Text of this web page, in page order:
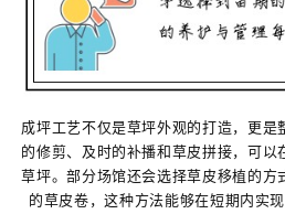
成坪工艺不仅是草坪外观的打造，更是
的修剪、及时的补播和草皮拼接，可以
草坪。部分场馆还会选择草皮移植的方
的草皮卷，这种方法能够在短期内实